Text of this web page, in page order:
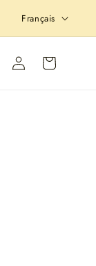
a
n
Français
Connexion Panier